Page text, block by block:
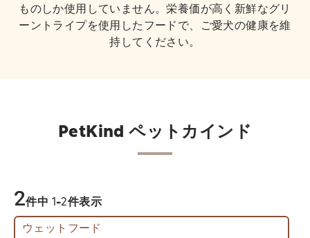
ものしか使用していません。栄養価が高く新鮮なグリ
ーントライプを使用したフードで、ご愛犬の健康を維
持してください。
PetKind ペットカインド
2件中 1-2件表示
ウェットフード